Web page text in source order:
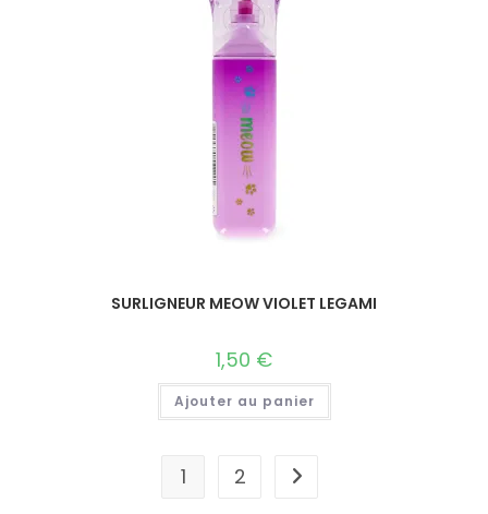
SURLIGNEUR MEOW VIOLET LEGAMI
1,50 €
Ajouter au panier
1 2